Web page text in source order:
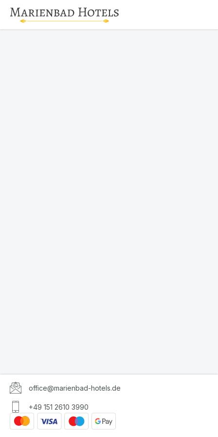
office@marienbad-hotels.de
+49 151 2610 3990